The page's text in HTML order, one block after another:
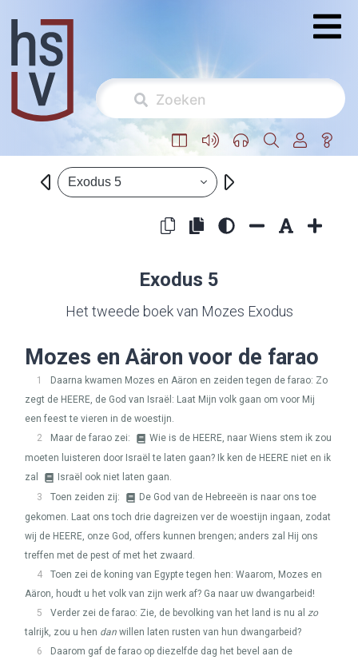
Exodus 5
Exodus 5
Het tweede boek van Mozes Exodus
Mozes en Aäron voor de farao
1
Daarna kwamen Mozes en Aäron en zeiden tegen de farao: Zo
zegt de HEERE, de God van Israël: Laat Mijn volk gaan om voor Mij
een feest te vieren in de woestijn.
2
Maar de farao zei: Wie is de HEERE, naar Wiens stem ik zou
moeten luisteren door Israël te laten gaan? Ik ken de HEERE niet en ik
zal
Israël ook niet laten gaan.
3
Toen zeiden zij:
De God van de Hebreeën is naar ons toe
gekomen. Laat ons toch drie dagreizen ver de woestijn ingaan, zodat
wij de HEERE, onze God, offers kunnen brengen; anders zal Hij ons
treffen met de pest of met het zwaard.
4
Toen zei de koning van Egypte tegen hen: Waarom, Mozes en
Aäron, houdt u het volk van zijn werk af? Ga naar uw dwangarbeid!
5
Verder zei de farao: Zie, de bevolking van het land is nu al zo
talrijk, zou u hen dan willen laten rusten van hun dwangarbeid?
6
Daarom gaf de farao op diezelfde dag het bevel aan de